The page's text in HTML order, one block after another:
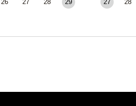
26 27 28 29 27 28